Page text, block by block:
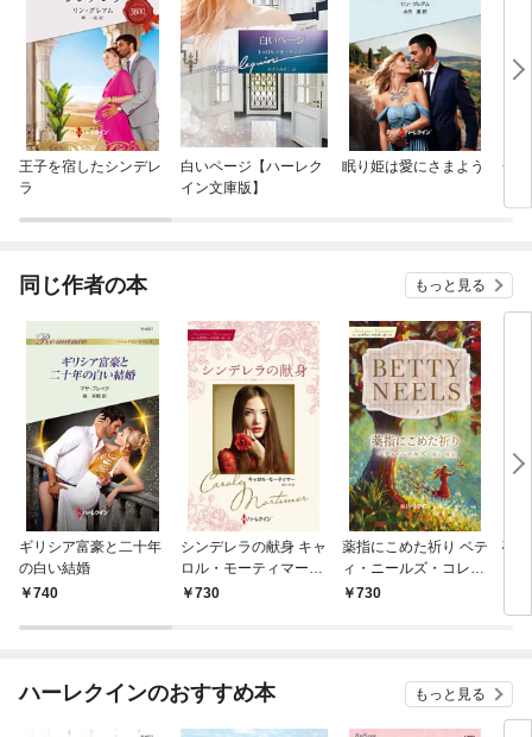
王子を宿したシンデレ
ラ
白いページ【ハーレク
イン文庫版】
眠り姫は愛にさまよう 一
同じ作者の本 もっと見る
ギリシア富豪と二十年
の白い結婚
740
シンデレラの献身 キャ
ロル・モーティマー・
コレクション【ハーレ
730
薬指にこめた祈り ベテ
ィ・ニールズ・コレク
ション【ハーレクイ
730
砂
レ
ハーレクインのおすすめ本 もっと見る